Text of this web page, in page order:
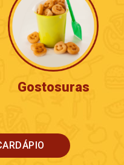
Gostosuras